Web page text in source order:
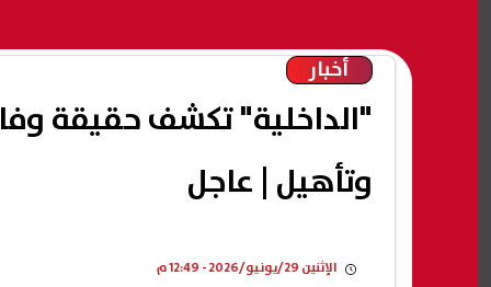
أخبار
"الداخلية" تكشف حقيقة
وتأهيل | عاجل
الإثنين 29/يونيو/2026 - 12:49 م